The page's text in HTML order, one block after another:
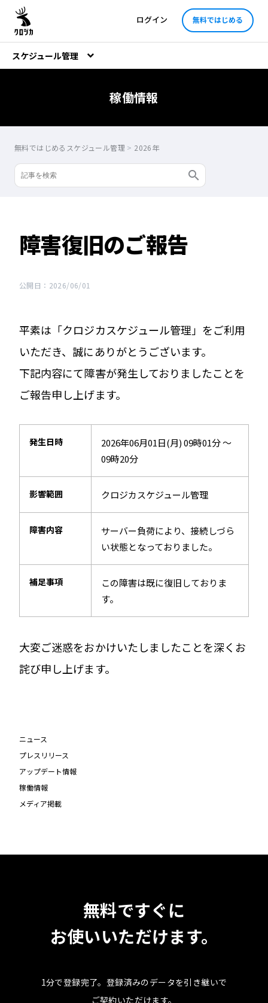
ログイン 無料ではじめる
スケジュール管理
稼働情報
無料ではじめるスケジュール管理 > 2026年
障害復旧のご報告
公開日：2026/06/01
平素は「クロジカスケジュール管理」をご利用
いただき、誠にありがとうございます。
下記内容にて障害が発生しておりましたことを
ご報告申し上げます。
発生日時
2026年06月01日(月) 09時01分 ～
09時20分
影響範囲 クロジカスケジュール管理
障害内容
サーバー負荷により、接続しづら
い状態となっておりました。
補足事項
この障害は既に復旧しておりま
す。
大変ご迷惑をおかけいたしましたことを深くお
詫び申し上げます。
ニュース
プレスリリース
アップデート情報
稼働情報
メディア掲載
無料ですぐに
お使いいただけます。
1分で登録完了。 登録済みのデータを引き継いで
ご契約いただけます。